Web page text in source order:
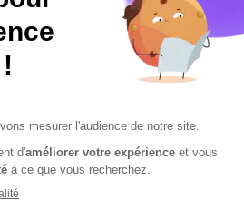
Mentions légales
Plan du site
des données
de Vente et d’Utilisation